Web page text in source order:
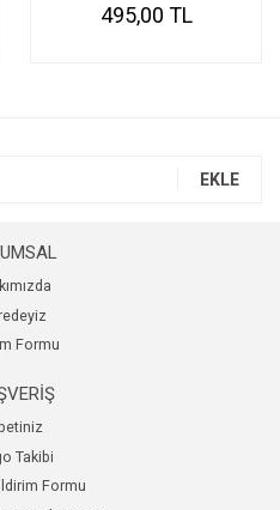
495,00 TL
EKLE
Formu
Takibi
Formu